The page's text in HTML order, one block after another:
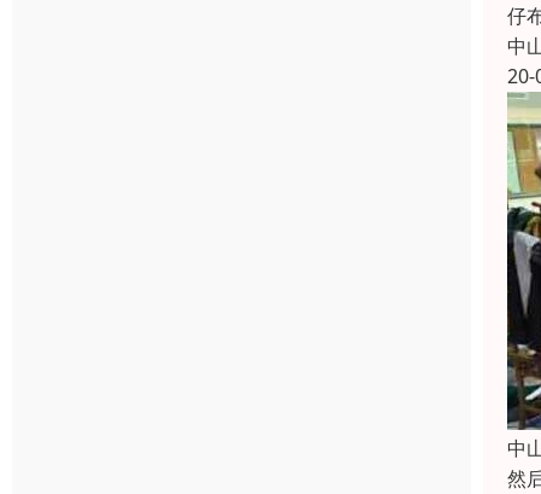
仔
中
20-
中
然